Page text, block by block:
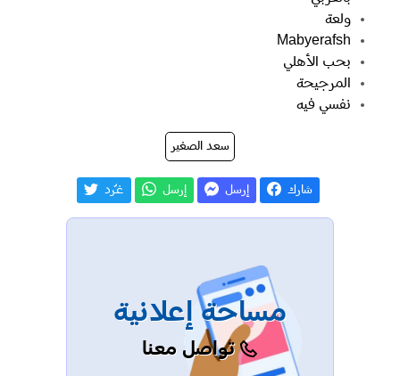
ولعة
Mabyerafsh
بحب الأهلي
المرجيحة
نفسي فيه
سعد الصغير
شارك إرسل إرسل غـّرد
مساحة إعلانية
تواصل معنا